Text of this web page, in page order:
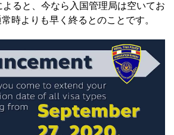
ると、今なら入国管理局は空いてお
時よりも早く終るとのことです。